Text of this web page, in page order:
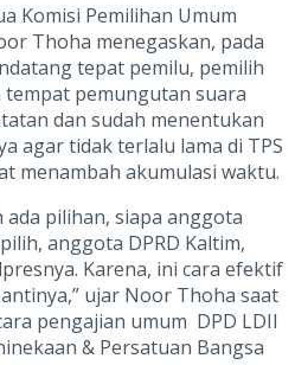
Komisi Pemilihan Umum
Thoha menegaskan, pada
tepat pemilu, pemilih
pemungutan suara
dan sudah menentukan
agar tidak terlalu lama di TPS
menambah akumulasi waktu.
ada pilihan, siapa anggota
anggota DPRD Kaltim,
Karena, ini cara efektif
ujar Noor Thoha saat
pengajian umum DPD LDII
& Persatuan Bangsa